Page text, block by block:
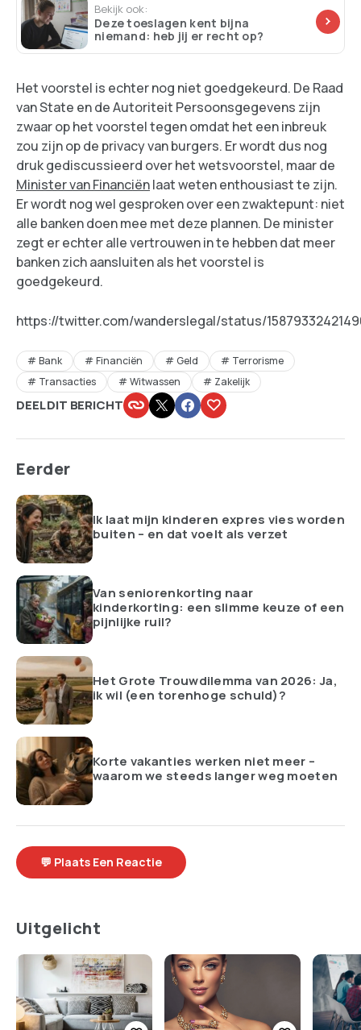
Bekijk ook:
Deze toeslagen kent bijna
niemand: heb jij er recht op?
Het voorstel is echter nog niet goedgekeurd. De Raad
van State en de Autoriteit Persoonsgegevens zijn
zwaar op het voorstel tegen omdat het een inbreuk
zou zijn op de privacy van burgers. Er wordt dus nog
druk gediscussieerd over het wetsvoorstel, maar de
Minister van Financiënlaat weten enthousiast te zijn.
Er wordt nog wel gesproken over een zwaktepunt: niet
alle banken doen mee met deze plannen. De minister
zegt er echter alle vertrouwen in te hebben dat meer
banken zich aansluiten als het voorstel is
goedgekeurd.
https://twitter.com/wanderslegal/status/
Bank Financiën Geld
Terrorisme
Transacties
Witwassen Zakelijk
DEEL DIT BERICHT
Eerder
Ik laat mijn kinderen expres vies worden
buiten – en dat voelt als verzet
Van seniorenkorting naar
kinderkorting: een slimme keuze of een
pijnlijke ruil?
Het Grote Trouwdilemma van 2026: Ja,
ik wil (een torenhoge schuld)?
Korte vakanties werken niet meer –
waarom we steeds langer weg moeten
💬 Plaats Een Reactie
Uitgelicht